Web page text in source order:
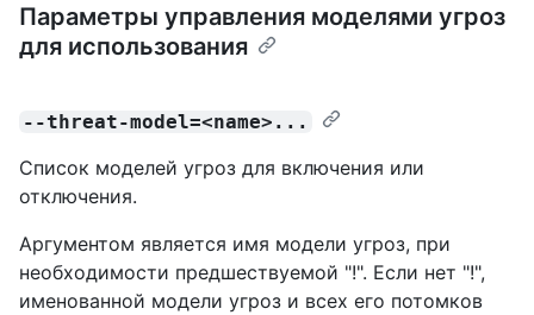
Параметры управления моделями угроз
для использования
--threat-model=<name>...
Список моделей угроз для включения или
отключения.
Аргументом является имя модели угроз, при
необходимости предшествуемой "!". Если нет "!",
именованной модели угроз и всех его потомков